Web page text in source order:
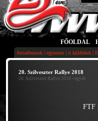
FŐOLDAL
fotoalbumok | egysoros | ti küldtétek |
20. Szilveszter Rallye 2018
20. Szilveszter Rallye 2018 • egyéb
FTF